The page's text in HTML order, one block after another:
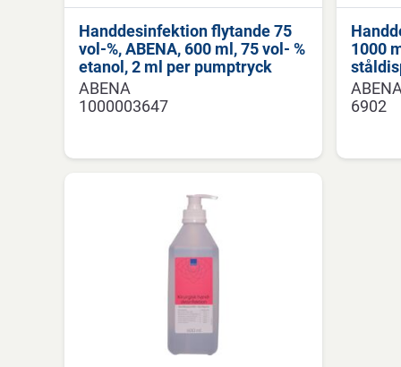
Handdesinfektion flytande 75
vol-%, ABENA, 600 ml, 75 vol- %
etanol, 2 ml per pumptryck
ABENA
1000003647
1000
6902